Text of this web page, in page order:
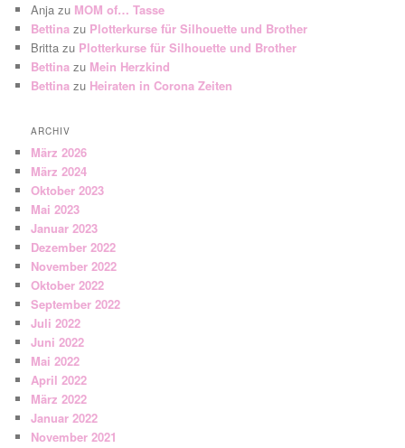
Anja zu MOM of… Tasse
Bettina zu Plotterkurse für Silhouette und Brother
Britta zu Plotterkurse für Silhouette und Brother
Bettina zu Mein Herzkind
Bettina zu Heiraten in Corona Zeiten
ARCHIV
März 2026
März 2024
Oktober 2023
Mai 2023
Januar 2023
Dezember 2022
November 2022
Oktober 2022
September 2022
Juli 2022
Juni 2022
Mai 2022
April 2022
März 2022
Januar 2022
November 2021